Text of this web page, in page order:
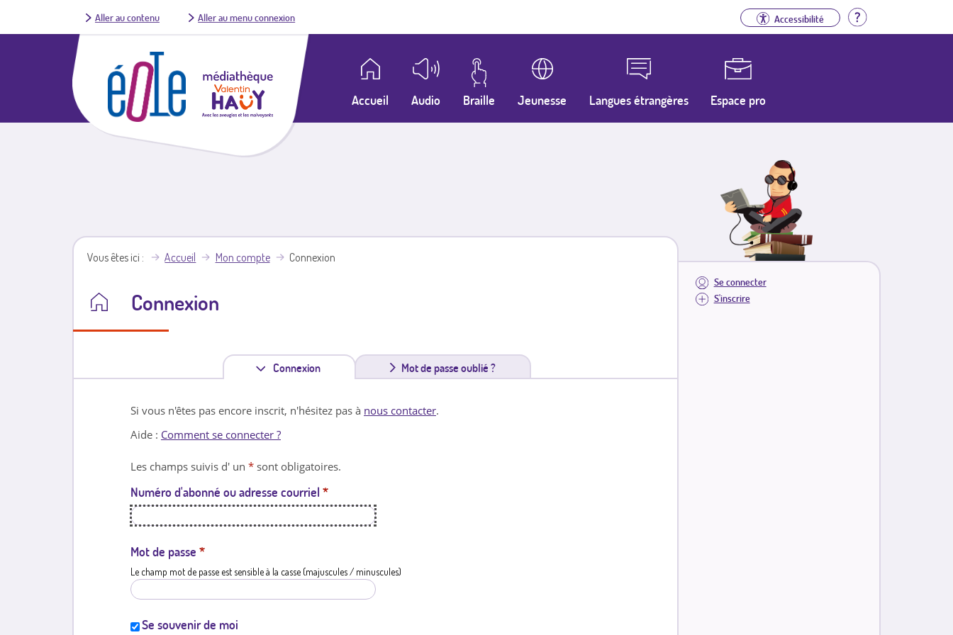
Aller au contenu Aller au menu connexion Accessibilité Aide
Accueil Audio Braille Jeunesse Langues étrangères Espace pro
Se connecter
S'inscrire
Vous êtes ici Accueil Mon compte Connexion
Connexion
Connexion
n
l
e
Mot de passe oublié ?
Si vous n'êtes pas encore inscrit, n'hésitez pas à nous contacter.
Aide : Comment se connecter ?
Les champs suivis d' un * sont obligatoires.
Numéro d'abonné ou adresse courriel *
Mot de passe *
Le champ mot de passe est sensible à la casse (majuscules / minuscules)
Se souvenir de moi